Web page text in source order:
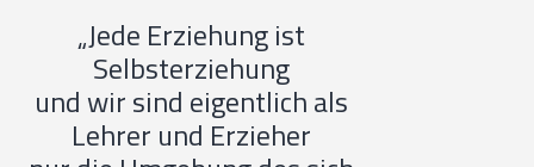
„Jede Erziehung ist
Selbsterziehung
und wir sind eigentlich als
Lehrer und Erzieher